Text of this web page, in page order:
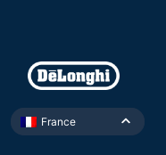
France